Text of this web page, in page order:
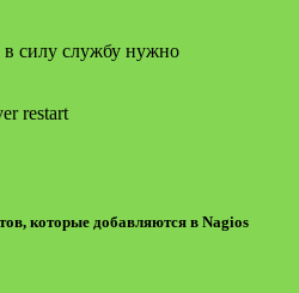
силу службу нужно
restart
которые добавляются в Nagios